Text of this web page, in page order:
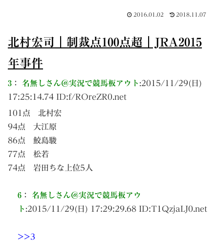
2016.01.02 2018.11.07
北村宏司｜制裁点100点超｜JRA2015
年事件
3 ： 名無しさん＠実況で競馬板アウト :2015/11/29(日)
17:25:14.74 ID:f/ROreZR0.net
101点 北村宏
94点 大江原
86点 鮫島駿
77点 松若
74点 岩田ちな上位5人
6 ： 名無しさん＠実況で競馬板アウ
ト :2015/11/29(日) 17:29:29.68 ID:T1QzjaLJ0.net
>>3